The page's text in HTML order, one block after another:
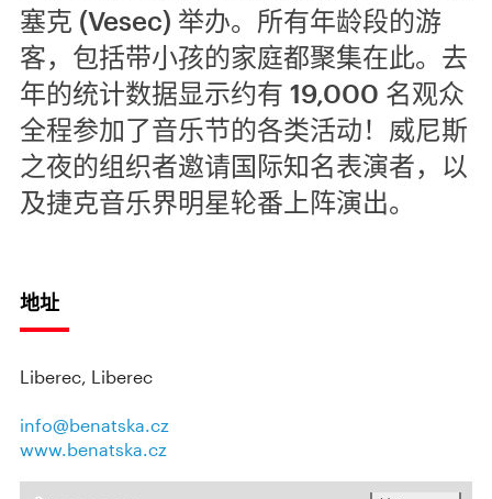
塞克 (Vesec) 举办。所有年龄段的游
客，包括带小孩的家庭都聚集在此。去
年的统计数据显示约有 19,000 名观众
全程参加了音乐节的各类活动！威尼斯
之夜的组织者邀请国际知名表演者，以
及捷克音乐界明星轮番上阵演出。
地址
Liberec, Liberec
info@benatska.cz
www.benatska.cz